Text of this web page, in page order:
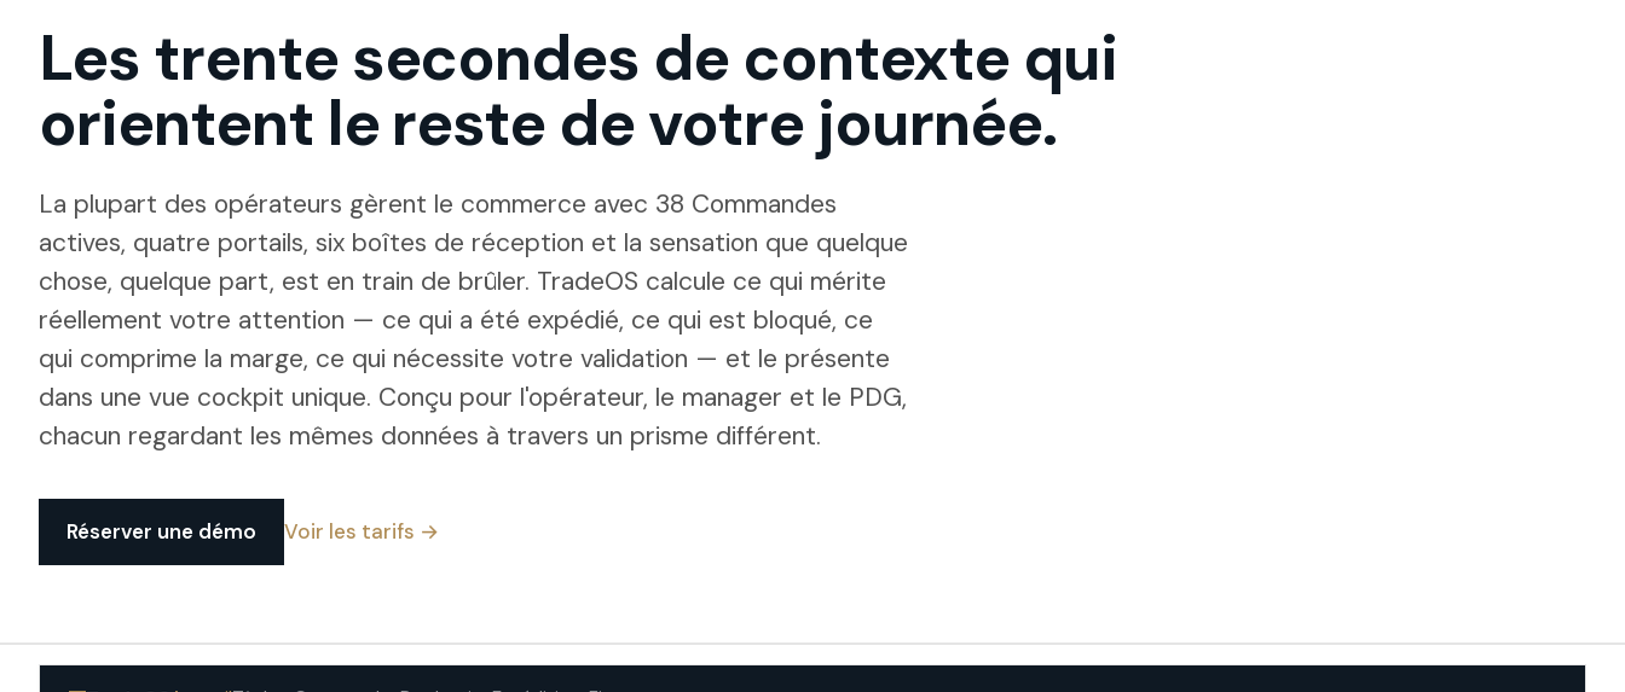
Les trente secondes de contexte qui
orientent le reste de votre journée.
La plupart des opérateurs gèrent le commerce avec 38 Commandes
actives, quatre portails, six boîtes de réception et la sensation que quelque
chose, quelque part, est en train de brûler. TradeOS calcule ce qui mérite
réellement votre attention — ce qui a été expédié, ce qui est bloqué, ce
qui comprime la marge, ce qui nécessite votre validation — et le présente
dans une vue cockpit unique. Conçu pour l'opérateur, le manager et le PDG,
chacun regardant les mêmes données à travers un prisme différent.
Réserver une démo Voir les tarifs →